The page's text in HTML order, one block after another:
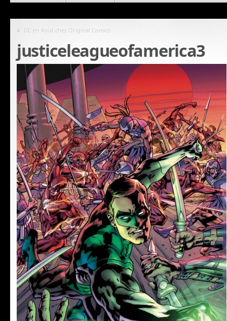
« DC en Aout chez Original Comics
justiceleagueofamerica3